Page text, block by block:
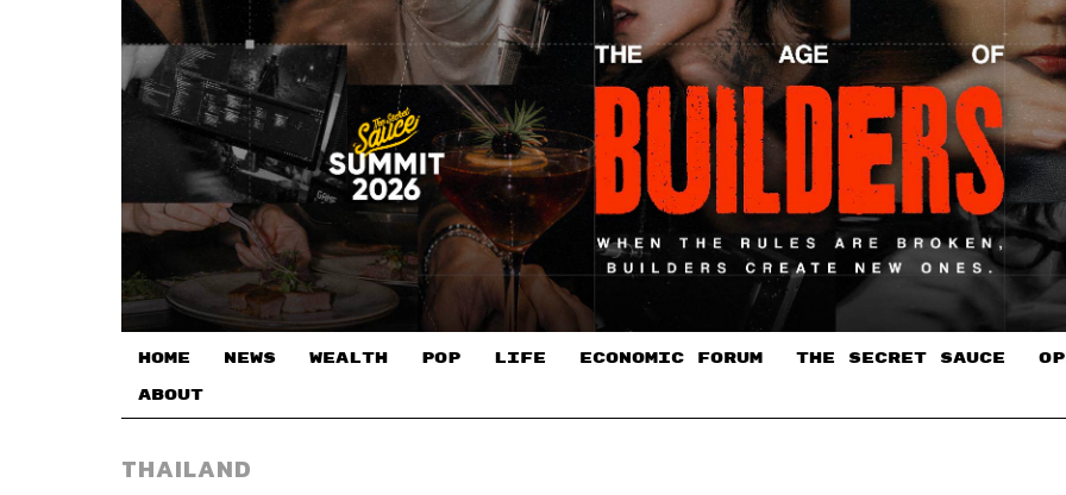
HOME NEWS WEALTH POP LIFE ECONOMIC FORUM THE SECRET SAUCE​
ABOUT
THAILAND